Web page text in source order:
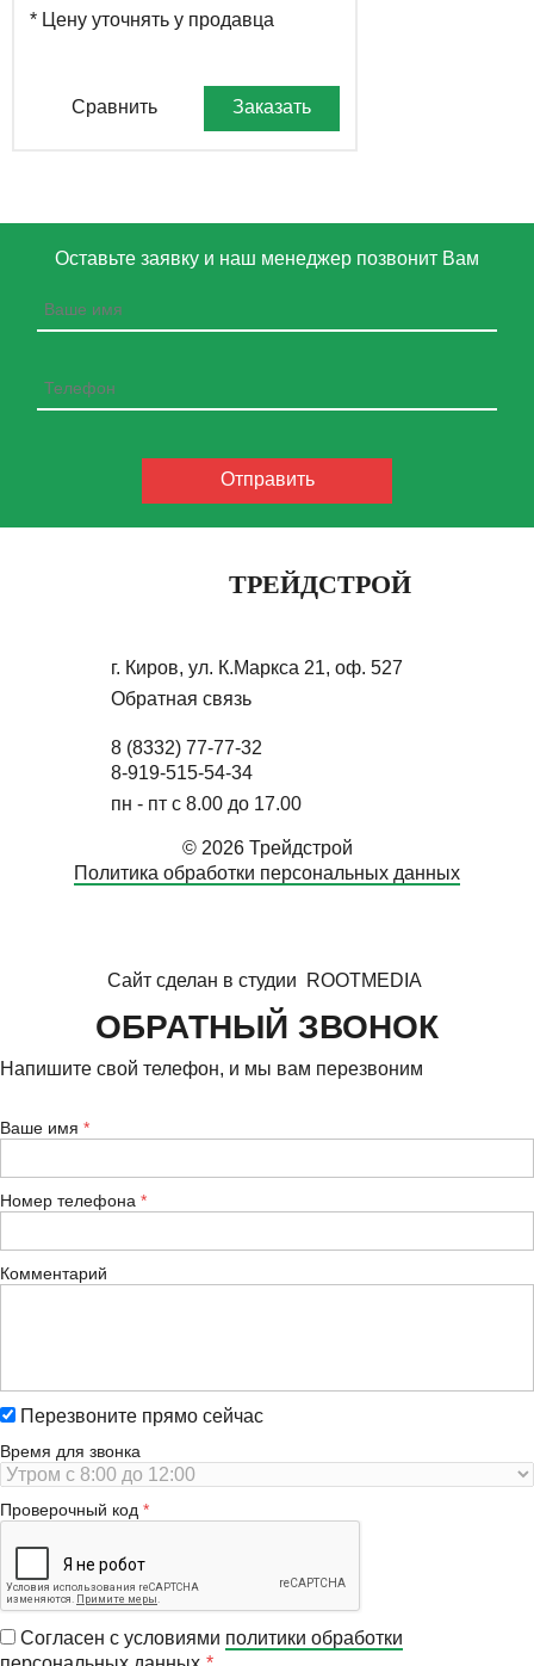
* Цену уточнять у продавца
Сравнить Заказать
Оставьте заявку и наш менеджер позвонит Вам
ТРЕЙДСТРОЙ
г. Киров, ул. К.Маркса 21, оф. 527
Обратная связь
8 (8332) 77-77-32
8-919-515-54-34
пн - пт с 8.00 до 17.00
© 2026 Трейдстрой
Политика обработки персональных данных
Сайт сделан в студии ROOTMEDIA
ОБРАТНЫЙ ЗВОНОК
Напишите свой телефон, и мы вам перезвоним
Ваше имя
Номер телефона
Комментарий
Перезвоните прямо сейчас
Время для звонка
Проверочный код
Согласен с условиями политики обработки